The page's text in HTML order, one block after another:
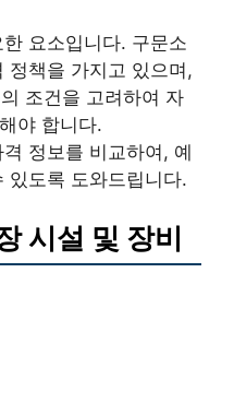
요소입니다. 구문소
정책을 가지고 있으며,
조건을 고려하여 자
야 합니다.
정보를 비교하여, 예
있도록 도와드립니다.
시설 및 장비